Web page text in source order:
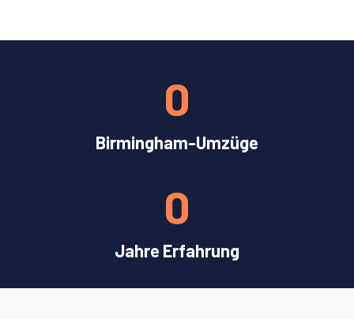
Birmingham-Umzüge
0
Jahre Erfahrung
0